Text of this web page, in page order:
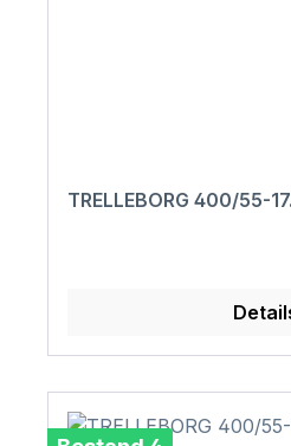
TRELLEBORG 400/55-